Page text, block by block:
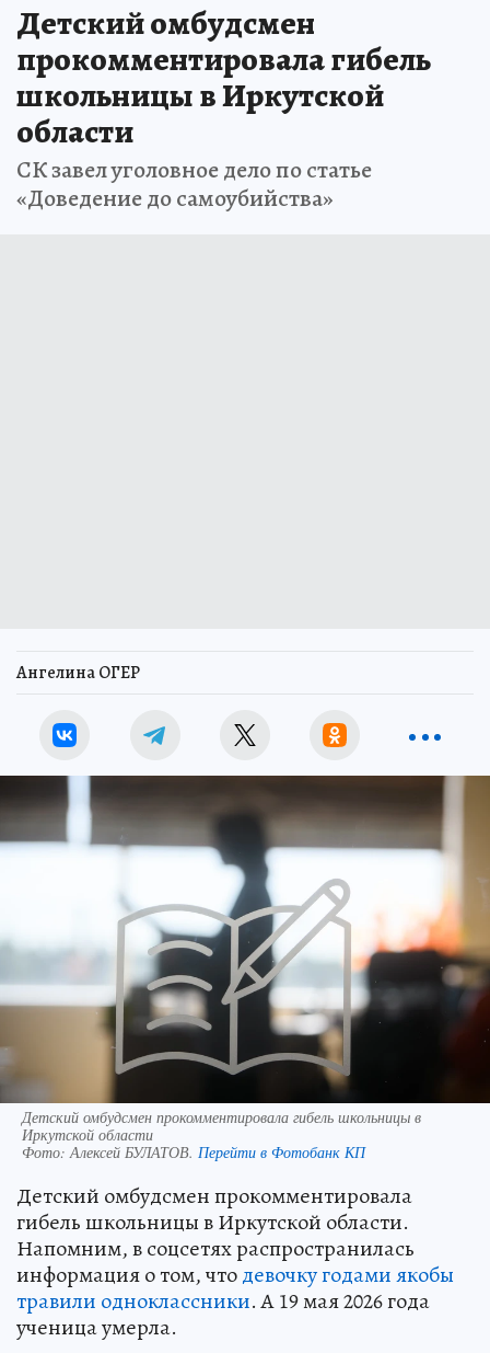
Детский омбудсмен
прокомментировала гибель
школьницы в Иркутской
области
СК завел уголовное дело по статье
«Доведение до самоубийства»
Ангелина ОГЕР
Детский омбудсмен прокомментировала гибель школьницы в
Иркутской области
Фото:Алексей БУЛАТОВ. Перейти в Фотобанк КП
Детский омбудсмен прокомментировала
гибель школьницы в Иркутской области.
Напомним, в соцсетях распространилась
информация о том, чтодевочку годами якобы
травили одноклассники. А 19 мая 2026 года
ученица умерла.